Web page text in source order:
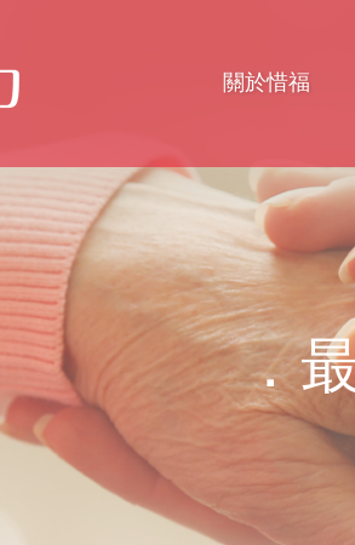
關於惜福
．